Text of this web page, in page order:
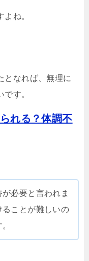
ね。
となれば、無理に
す。
れる？体調不
必要と言われま
ることが難しいの